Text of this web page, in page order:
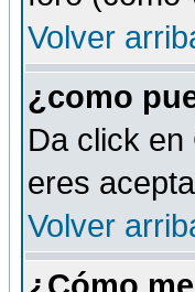
Volver
¿como
Da click
eres
Volver